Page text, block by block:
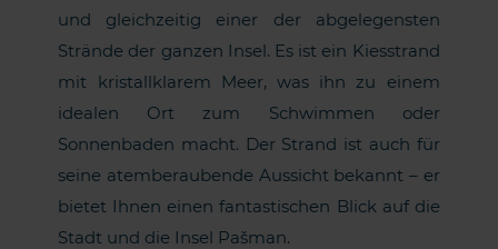
und gleichzeitig einer der abgelegensten
Strände der ganzen Insel. Es ist ein Kiesstrand
mit kristallklarem Meer, was ihn zu einem
idealen Ort zum Schwimmen oder
Sonnenbaden macht. Der Strand ist auch für
seine atemberaubende Aussicht bekannt – er
bietet Ihnen einen fantastischen Blick auf die
Stadt und die Insel Pašman.